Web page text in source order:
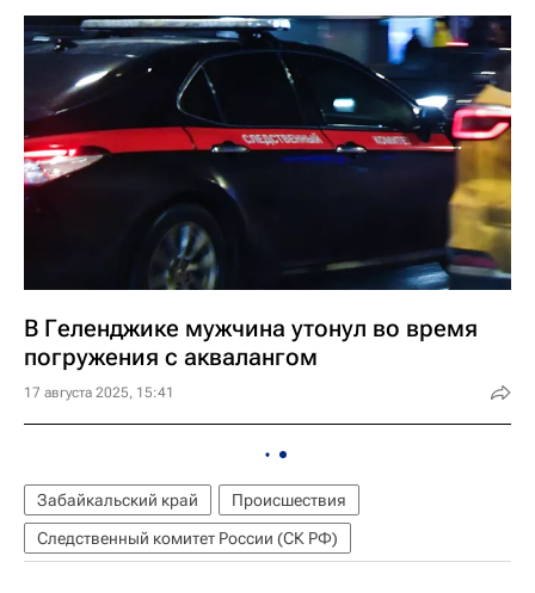
В Геленджике мужчина утонул во время
погружения с аквалангом
17 августа 2025, 15:41
Забайкальский край
Происшествия
Следственный комитет России (СК РФ)